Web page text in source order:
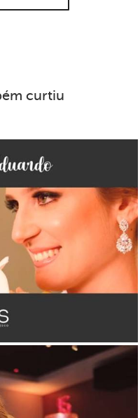
curtiu